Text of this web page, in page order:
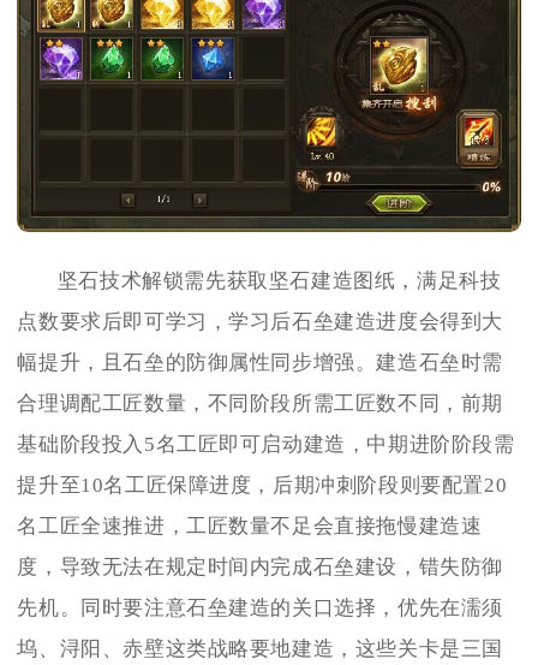
坚石技术解锁需先获取坚石建造图纸，满足科技
点数要求后即可学习，学习后石垒建造进度会得到大
幅提升，且石垒的防御属性同步增强。建造石垒时需
合理调配工匠数量，不同阶段所需工匠数不同，前期
基础阶段投入5名工匠即可启动建造，中期进阶阶段需
提升至10名工匠保障进度，后期冲刺阶段则要配置20
名工匠全速推进，工匠数量不足会直接拖慢建造速
度，导致无法在规定时间内完成石垒建设，错失防御
先机。同时要注意石垒建造的关口选择，优先在濡须
坞、浔阳、赤壁这类战略要地建造，这些关卡是三国